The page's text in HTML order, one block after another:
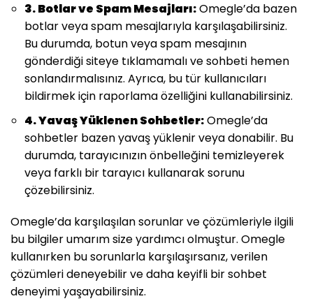
3. Botlar ve Spam Mesajları:Omegle’da bazen
botlar veya spam mesajlarıyla karşılaşabilirsiniz.
Bu durumda, botun veya spam mesajının
gönderdiği siteye tıklamamalı ve sohbeti hemen
sonlandırmalısınız. Ayrıca, bu tür kullanıcıları
bildirmek için raporlama özelliğini kullanabilirsiniz.
4. Yavaş Yüklenen Sohbetler:Omegle’da
sohbetler bazen yavaş yüklenir veya donabilir. Bu
durumda, tarayıcınızın önbelleğini temizleyerek
veya farklı bir tarayıcı kullanarak sorunu
çözebilirsiniz.
Omegle’da karşılaşılan sorunlar ve çözümleriyle ilgili
bu bilgiler umarım size yardımcı olmuştur. Omegle
kullanırken bu sorunlarla karşılaşırsanız, verilen
çözümleri deneyebilir ve daha keyifli bir sohbet
deneyimi yaşayabilirsiniz.